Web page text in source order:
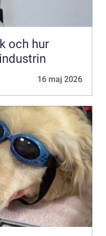
och hur
16 maj 2026